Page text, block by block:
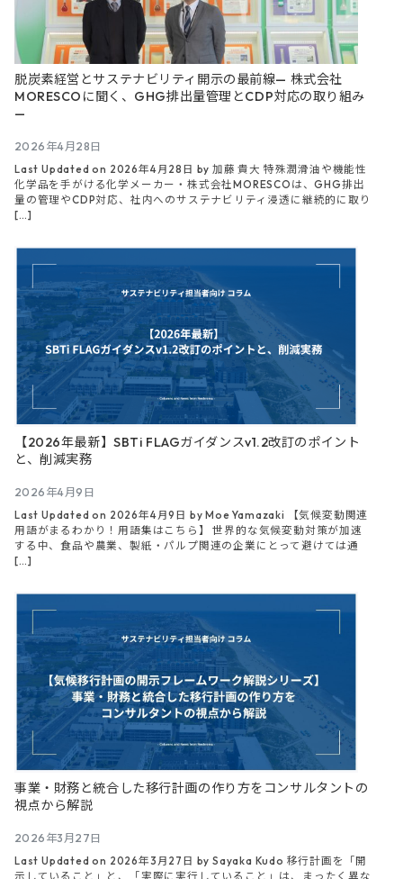
脱炭素経営とサステナビリティ開示の最前線— 株式会社
MORESCOに聞く、GHG排出量管理とCDP対応の取り組み
—
2026年4月28日
Last Updated on 2026年4月28日 by 加藤 貴大 特殊潤滑油や機能性
化学品を手がける化学メーカー・株式会社MORESCOは、GHG排出
量の管理やCDP対応、社内へのサステナビリティ浸透に継続的に取り
[…]
【2026年最新】SBTi FLAGガイダンスv1.2改訂のポイント
と、削減実務
2026年4月9日
Last Updated on 2026年4月9日 by Moe Yamazaki 【気候変動関連
用語がまるわかり！用語集はこちら】 世界的な気候変動対策が加速
する中、食品や農業、製紙・パルプ関連の企業にとって避けては通
[…]
事業・財務と統合した移行計画の作り方をコンサルタントの
視点から解説
2026年3月27日
Last Updated on 2026年3月27日 by Sayaka Kudo 移行計画を「開
示していること」と、「実際に実行していること」は、まったく異な